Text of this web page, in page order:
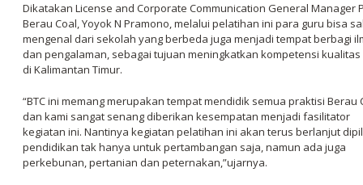
Dikatakan License and Corporate Communication General Manager
Berau Coal, Yoyok N Pramono, melalui pelatihan ini para guru bisa
mengenal dari sekolah yang berbeda juga menjadi tempat berbagi
dan pengalaman, sebagai tujuan meningkatkan kompetensi kualitas
di Kalimantan Timur.
“BTC ini memang merupakan tempat mendidik semua praktisi Berau
dan kami sangat senang diberikan kesempatan menjadi fasilitator
kegiatan ini. Nantinya kegiatan pelatihan ini akan terus berlanjut
pendidikan tak hanya untuk pertambangan saja, namun ada juga
perkebunan, pertanian dan peternakan,”ujarnya.